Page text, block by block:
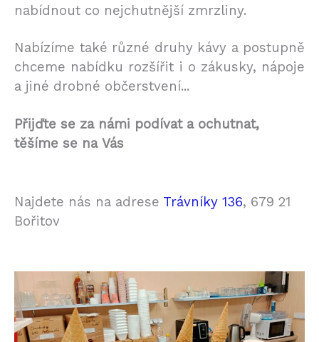
nabídnout co nejchutnější zmrzliny.
Nabízíme také různé druhy kávy a postupně
chceme nabídku rozšířit i o zákusky, nápoje
a jiné drobné občerstvení...
Přijďte se za námi podívat a ochutnat,
těšíme se na Vás
Najdete nás na adrese Trávníky 136, 679 21
Bořitov